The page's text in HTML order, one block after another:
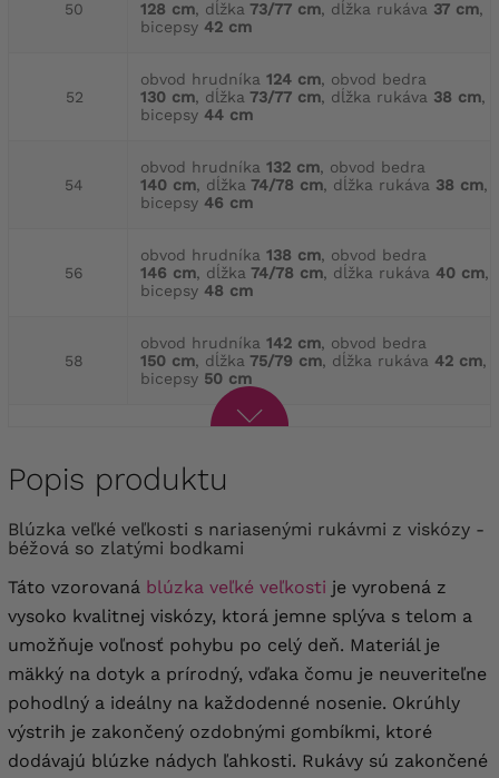
50
128 cm, dĺžka 73/77 cm, dĺžka rukáva 37 cm,
bicepsy 42 cm
52
obvod hrudníka 124 cm, obvod bedra
130 cm, dĺžka 73/77 cm, dĺžka rukáva 38 cm,
bicepsy 44 cm
54
obvod hrudníka 132 cm, obvod bedra
140 cm, dĺžka 74/78 cm, dĺžka rukáva 38 cm,
bicepsy 46 cm
56
obvod hrudníka 138 cm, obvod bedra
146 cm, dĺžka 74/78 cm, dĺžka rukáva 40 cm,
bicepsy 48 cm
58
obvod hrudníka 142 cm, obvod bedra
150 cm, dĺžka 75/79 cm, dĺžka rukáva 42 cm,
bicepsy 50 cm
Popis produktu
Blúzka veľké veľkosti s nariasenými rukávmi z viskózy -
béžová so zlatými bodkami
Táto vzorovaná blúzka veľké veľkosti je vyrobená z
vysoko kvalitnej viskózy, ktorá jemne splýva s telom a
umožňuje voľnosť pohybu po celý deň. Materiál je
mäkký na dotyk a prírodný, vďaka čomu je neuveriteľne
pohodlný a ideálny na každodenné nosenie. Okrúhly
výstrih je zakončený ozdobnými gombíkmi, ktoré
dodávajú blúzke nádych ľahkosti. Rukávy sú zakončené